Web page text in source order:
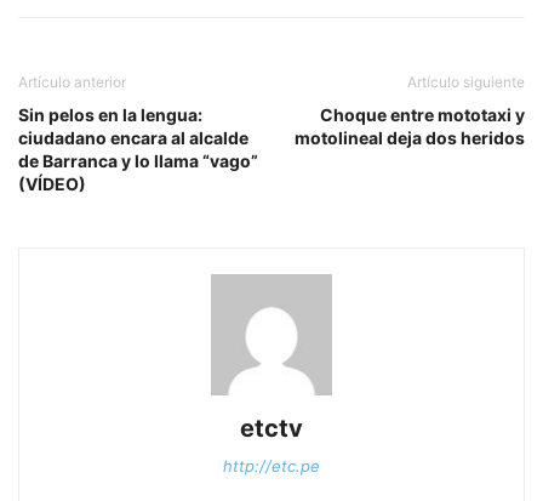
Artículo anterior
Sin pelos en la lengua:
ciudadano encara al alcalde
de Barranca y lo llama “vago”
(VÍDEO)
Artículo siguiente
Choque entre mototaxi y
motolineal deja dos heridos
etctv
http://etc.pe